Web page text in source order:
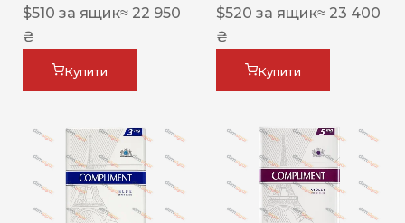
$510 за ящик≈ 22 950
₴
Купити
$520 за ящик≈ 23 400
₴
Купити